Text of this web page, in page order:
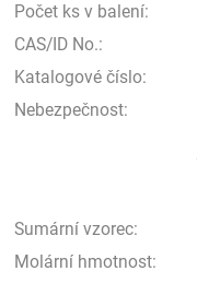
Počet ks v balení:
CAS/ID No.:
Katalogové číslo:
Nebezpečnost:
Sumární vzorec:
Molární hmotnost: